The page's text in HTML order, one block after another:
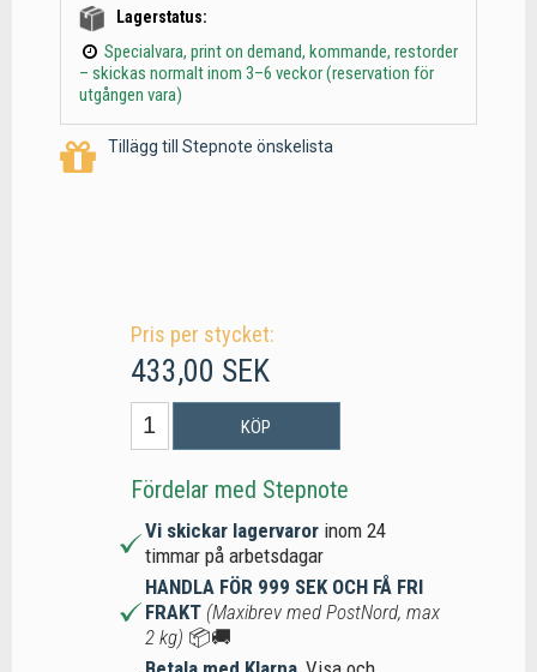
Lagerstatus:
Specialvara, print on demand, kommande, restorder
– skickas normalt inom 3–6 veckor (reservation för
utgången vara)
Tillägg till Stepnote önskelista
Pris per stycket:
433,00 SEK
KÖP
Fördelar med Stepnote
Vi skickar lagervaror inom 24
timmar på arbetsdagar
HANDLA FÖR 999 SEK OCH FÅ FRI
FRAKT (Maxibrev med PostNord, max
2 kg) 📦🚚